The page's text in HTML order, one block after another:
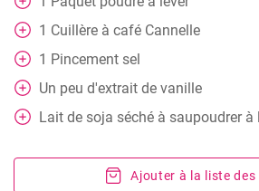
1 Cuillère à café Cannelle
1 Pincement sel
Un peu d'extrait de vanille
Lait de soja séché à saupoudrer
Ajouter à la liste